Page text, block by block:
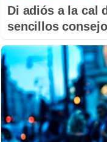
Di adiós a la cal
sencillos